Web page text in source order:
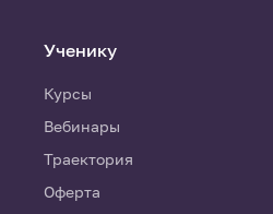
Ученику
Курсы
Вебинары
Траектория
Оферта